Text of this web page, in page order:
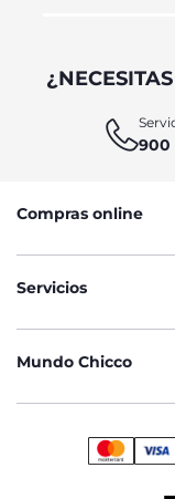
900
Compras online
Servicios
Mundo Chicco